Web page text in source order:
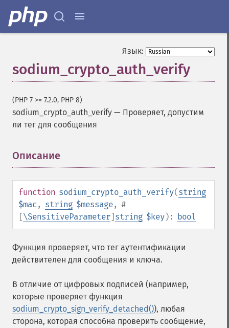
Язык:
sodium_crypto_auth_verify
(PHP 7 >= 7.2.0, PHP 8)
sodium_crypto_auth_verify — Проверяет, допустим
ли тег для сообщения
Описание
function sodium_crypto_auth_verify(string
$mac , string $message, #
[\SensitiveParameter] string $key): bool
Функция проверяет, что тег аутентификации
действителен для сообщения и ключа.
В отличие от цифровых подписей (например,
которые проверяет функция
sodium_crypto_sign_verify_detached()), любая
сторона, которая способна проверить сообщение,